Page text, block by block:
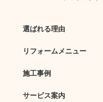
選ばれる理由
リフォームメニュー
施工事例
サービス案内